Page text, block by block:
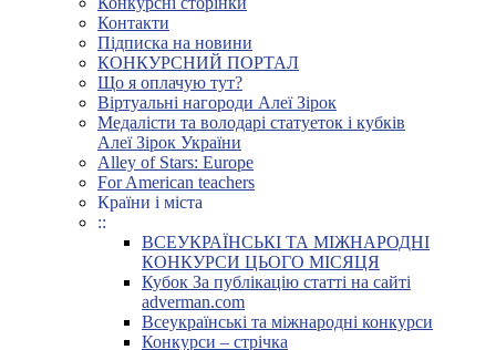
Контакти
Підписка на новини
КОНКУРСНИЙ ПОРТАЛ
Що я оплачую тут?
Віртуальні нагороди Алеї Зірок
Медалісти та володарі статуеток і кубків
Алеї Зірок України
Alley of Stars: Europe
For American teachers
Країни і міста
::
ВСЕУКРАЇНСЬКІ ТА МІЖНАРОДНІ
КОНКУРСИ ЦЬОГО МІСЯЦЯ
Кубок За публікацію статті на сайті
adverman.com
Всеукраїнські та міжнародні конкурси
Конкурси – стрічка